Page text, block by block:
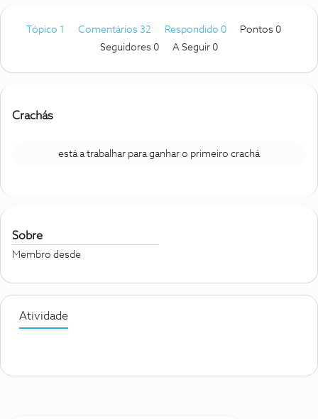
Tópico 1 Comentários 32 Respondido 0
Pontos 0
Seguidores 0 A Seguir 0
Crachás
está a trabalhar para ganhar o primeiro crachá
Sobre
Membro desde
Atividade